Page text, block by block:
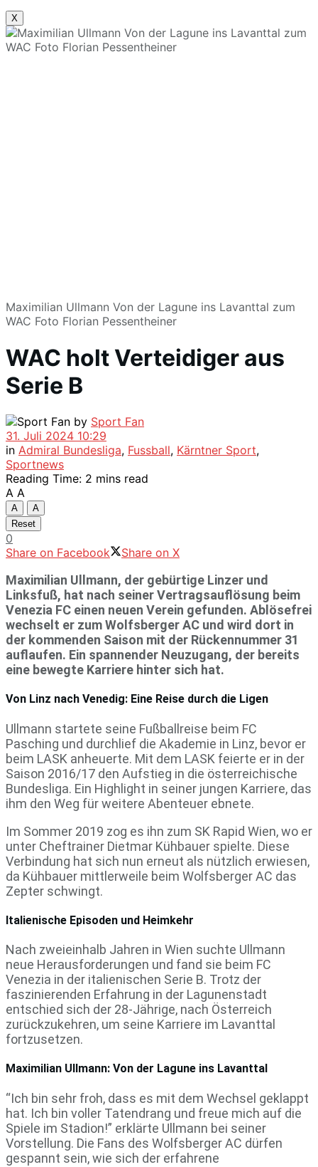
X
Maximilian Ullmann Von der Lagune ins Lavanttal zum
WAC Foto Florian Pessentheiner
WAC holt Verteidiger aus
Serie B
by Sport Fan
31. Juli 2024 10:29
in Admiral Bundesliga, Fussball, Kärntner Sport,
Sportnews
Reading Time: 2 mins read
A A
A
A
Reset
0
Share on Facebook
Share on X
Maximilian Ullmann, der gebürtige Linzer und
Linksfuß, hat nach seiner Vertragsauflösung beim
Venezia FC einen neuen Verein gefunden. Ablösefrei
wechselt er zum Wolfsberger AC und wird dort in
der kommenden Saison mit der Rückennummer 31
auflaufen. Ein spannender Neuzugang, der bereits
eine bewegte Karriere hinter sich hat.
Von Linz nach Venedig: Eine Reise durch die Ligen
Ullmann startete seine Fußballreise beim FC
Pasching und durchlief die Akademie in Linz, bevor er
beim LASK anheuerte. Mit dem LASK feierte er in der
Saison 2016/17 den Aufstieg in die österreichische
Bundesliga. Ein Highlight in seiner jungen Karriere, das
ihm den Weg für weitere Abenteuer ebnete.
Im Sommer 2019 zog es ihn zum SK Rapid Wien, wo er
unter Cheftrainer Dietmar Kühbauer spielte. Diese
Verbindung hat sich nun erneut als nützlich erwiesen,
da Kühbauer mittlerweile beim Wolfsberger AC das
Zepter schwingt.
Italienische Episoden und Heimkehr
Nach zweieinhalb Jahren in Wien suchte Ullmann
neue Herausforderungen und fand sie beim FC
Venezia in der italienischen Serie B. Trotz der
faszinierenden Erfahrung in der Lagunenstadt
entschied sich der 28-Jährige, nach Österreich
zurückzukehren, um seine Karriere im Lavanttal
fortzusetzen.
Maximilian Ullmann: Von der Lagune ins Lavanttal
“Ich bin sehr froh, dass es mit dem Wechsel geklappt
hat. Ich bin voller Tatendrang und freue mich auf die
Spiele im Stadion!” erklärte Ullmann bei seiner
Vorstellung. Die Fans des Wolfsberger AC dürfen
gespannt sein, wie sich der erfahrene